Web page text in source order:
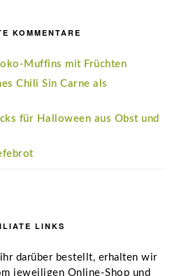
KOMMENTARE
Muffins mit Früchten
Chili Sin Carne als
für Halloween aus Obst und
LINKS
darüber bestellt, erhalten wir
jeweiligen Online-Shop und